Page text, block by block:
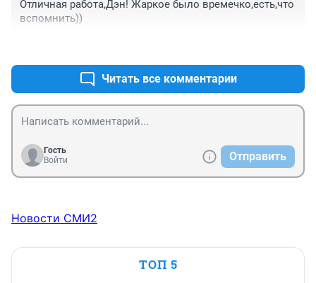
Отличная работа,Дэн! Жаркое было времечко,есть,что
вспомнить))
Читать все комментарии
Гость
Войти
Отправить
Новости СМИ2
ТОП 5